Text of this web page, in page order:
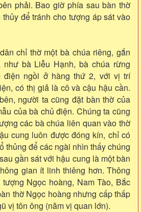
phải. Bao giờ phía sau bàn thờ
để tránh cho tượng áp sát vào
chỉ thờ một bà chúa riêng, gắn
như bà Liễu Hạnh, bà chúa rừng
ngồi ở hàng thứ 2, với vị trí
có thị giả là cô và cậu hậu cần.
người ta cũng đặt bàn thờ của
của bà chủ điện. Chúng ta cũng
các bà chúa liên quan vào thờ
cung luôn được đóng kín, chỉ có
thủng để các ngài nhìn thấy chúng
gần sát với hậu cung là một bàn
gian ít linh thiêng hơn. Thông
Ngọc hoàng, Nam Tào, Bắc
thờ Ngọc hoàng nhưng cấp thấp
vị tôn ông (năm vị quan lớn).